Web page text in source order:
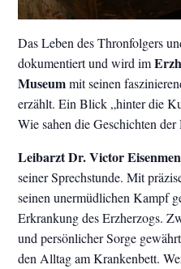
Das Leben des Thronfolgers
dokumentiert und wird im
Museummit seinen
erzählt. Ein Blick „hinter die
Wie sahen die Geschichten der
Leibarzt Dr. Victor
seiner Sprechstunde. Mit
seinen unermüdlichen Kampf
Erkrankung des Erzherzogs.
und persönlicher Sorge
den Alltag am Krankenbett.